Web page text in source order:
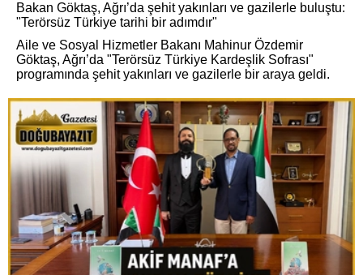
Bakan Göktaş, Ağrı’da şehit yakınları ve gazilerle buluştu:
"Terörsüz Türkiye tarihi bir adımdır"
Aile ve Sosyal Hizmetler Bakanı Mahinur Özdemir
Göktaş, Ağrı’da "Terörsüz Türkiye Kardeşlik Sofrası"
programında şehit yakınları ve gazilerle bir araya geldi.